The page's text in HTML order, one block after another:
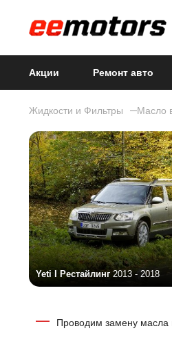
Акции Ремонт авто
Жидкости и Фильтры Масло
Yeti I Рестайлинг 2013 - 2018
Проводим замену масла